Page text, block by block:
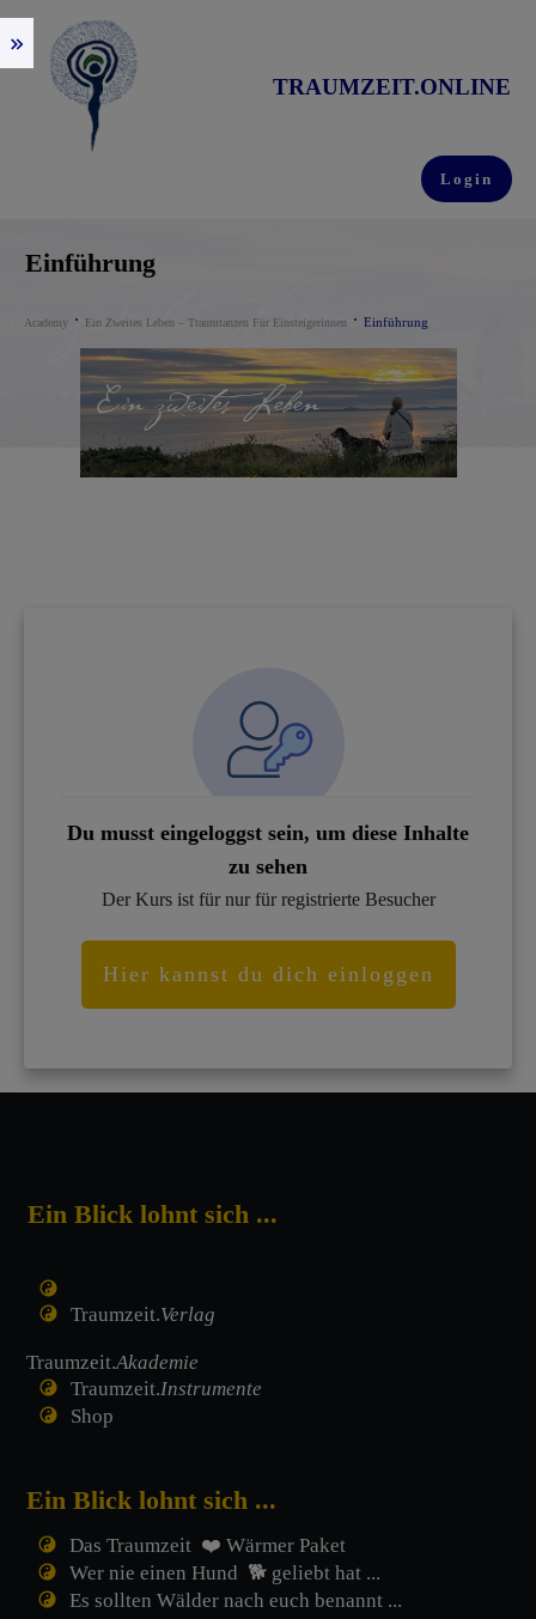
TRAUMZEIT.ONLINE
Login
Einführung
Academy Ein Zweites Leben – Traumtanzen Für Einsteigerinnen Einführung
Du musst eingeloggst sein, um diese Inhalte
zu sehen
Der Kurs ist für nur für registrierte Besucher
Hier kannst du dich einloggen
Ein Blick lohnt sich ...
Traumzeit.Verlag
Traumzeit.Akademie
Traumzeit.Instrumente
Shop
Ein Blick lohnt sich ...
Das Traumzeit ❤️ Wärmer Paket
Wer nie einen Hund 🐕 geliebt hat ...
Es sollten Wälder nach euch benannt ...